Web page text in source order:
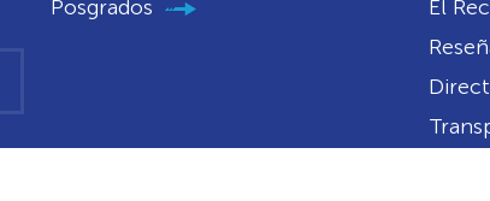
Posgrados
El